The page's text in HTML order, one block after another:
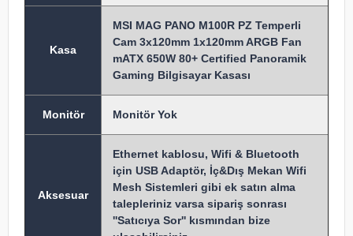
Kasa
MSI MAG PANO M100R PZ Temperli
Cam 3x120mm 1x120mm ARGB Fan
mATX 650W 80+ Certified Panoramik
Gaming Bilgisayar Kasası
Monitör Monitör Yok
Aksesuar
Ethernet kablosu, Wifi & Bluetooth
için USB Adaptör, İç&Dış Mekan Wifi
Mesh Sistemleri gibi ek satın alma
talepleriniz varsa sipariş sonrası
''Satıcıya Sor'' kısmından bize